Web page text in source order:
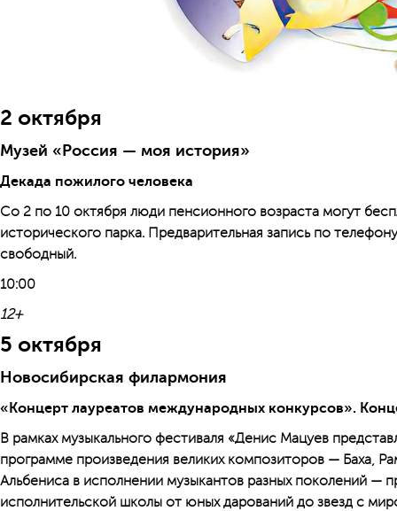
2 октября
Музей «Россия — моя история»
Декада пожилого человека
Со 2 по 10 октября люди пенсионного возраста могут
исторического парка. Предварительная запись по
свободный.
10:00
12+
5 октября
Новосибирская филармония
«Концерт лауреатов международных конкурсов».
В рамках музыкального фестиваля «Денис Мацуев
программе произведения великих композиторов — Баха,
Альбениса в исполнении музыкантов разных поколений —
исполнительской школы от юных дарований до звезд с